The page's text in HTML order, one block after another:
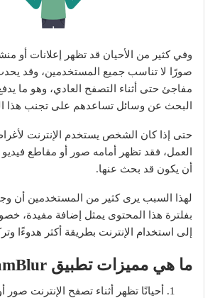
وفي كثير من الأحيان قد تظهر إعلانات أو
صورًا لا تناسب جميع المستخدمين، وقد
مفاجئ حتى أثناء التصفح العادي، وهو ما
البحث عن وسائل تساعدهم على تجنب هذا
حتى إذا كان الشخص يستخدم الإنترنت
العمل، فقد تظهر أمامه صور أو مقاطع
أن يكون قد بحث عنها.
لهذا السبب يرى كثير من المستخدمين أن
بفلترة هذا المحتوى يمثل إضافة مفيدة،
إلى استخدام الإنترنت بطريقة أكثر هدوءًا
ما هي مميزات تطبيق HaramBlur؟
أحيانًا تظهر أثناء تصفح الإنترنت صور